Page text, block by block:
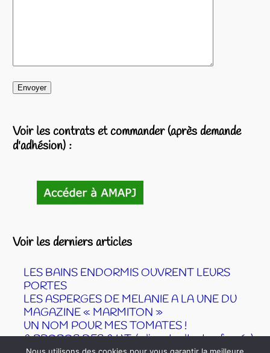
Voir les contrats et commander (après demande
d'adhésion) :
Voir les derniers articles
LES BAINS ENDORMIS OUVRENT LEURS
PORTES
LES ASPERGES DE MELANIE A LA UNE DU
MAGAZINE « MARMITON »
UN NOM POUR MES TOMATES !
A PROPOS DES A.U.T. ( aliments ultra tranformés)